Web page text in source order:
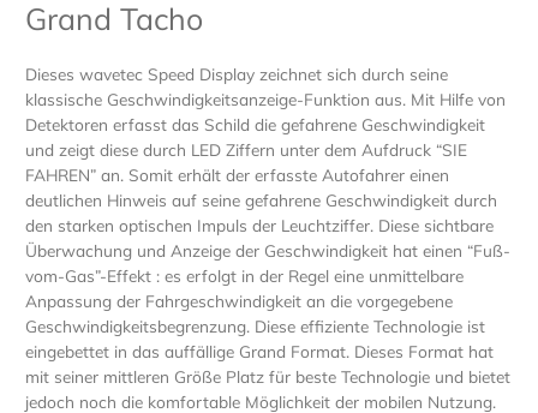
Grand Tacho
Dieses wavetec Speed Display zeichnet sich durch seine
klassische Geschwindigkeitsanzeige-Funktion aus. Mit Hilfe von
Detektoren erfasst das Schild die gefahrene Geschwindigkeit
und zeigt diese durch LED Ziffern unter dem Aufdruck “SIE
FAHREN” an. Somit erhält der erfasste Autofahrer einen
deutlichen Hinweis auf seine gefahrene Geschwindigkeit durch
den starken optischen Impuls der Leuchtziffer. Diese sichtbare
Überwachung und Anzeige der Geschwindigkeit hat einen “Fuß-
vom-Gas”-Effekt : es erfolgt in der Regel eine unmittelbare
Anpassung der Fahrgeschwindigkeit an die vorgegebene
Geschwindigkeitsbegrenzung. Diese effiziente Technologie ist
eingebettet in das auffällige Grand Format. Dieses Format hat
mit seiner mittleren Größe Platz für beste Technologie und bietet
jedoch noch die komfortable Möglichkeit der mobilen Nutzung.